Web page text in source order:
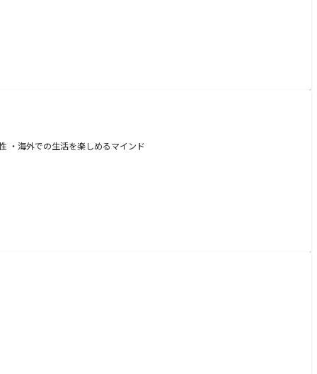
・海外での生活を楽しめるマインド